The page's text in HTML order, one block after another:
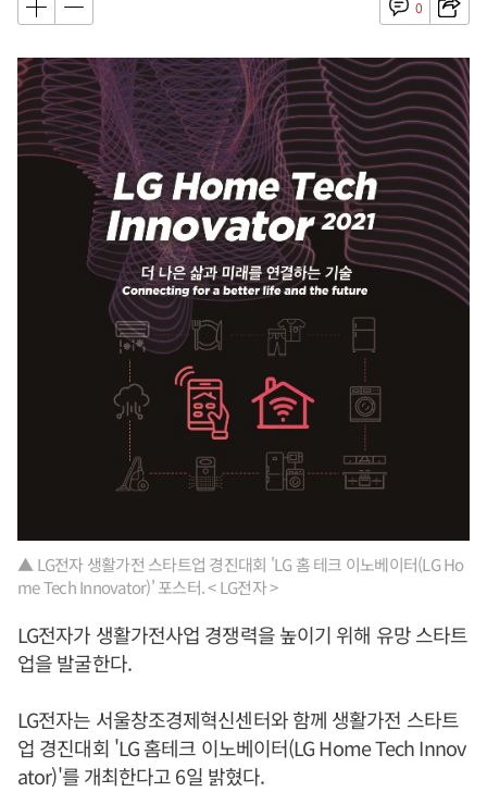
0
▲ LG전자 생활가전 스타트업 경진대회 'LG 홈 테크 이노베이터(LG Ho
me Tech Innovator)' 포스터. < LG전자 >
LG전자가 생활가전사업 경쟁력을 높이기 위해 유망 스타트
업을 발굴한다.
LG전자는 서울창조경제혁신센터와 함께 생활가전 스타트
업 경진대회 'LG 홈테크 이노베이터(LG Home Tech Innov
ator)'를 개최한다고 6일 밝혔다.